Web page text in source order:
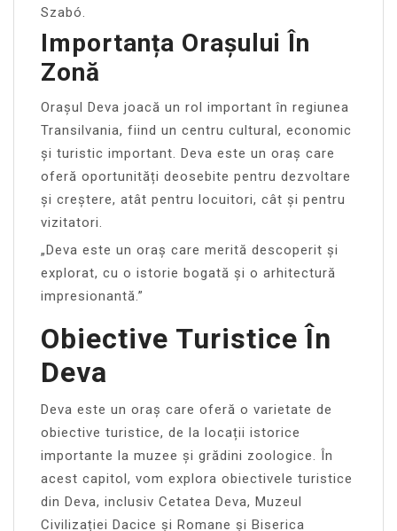
Szabó.
Importanța Orașului În
Zonă
Orașul Deva joacă un rol important în regiunea
Transilvania, fiind un centru cultural, economic
și turistic important. Deva este un oraș care
oferă oportunități deosebite pentru dezvoltare
și creștere, atât pentru locuitori, cât și pentru
vizitatori.
„Deva este un oraș care merită descoperit și
explorat, cu o istorie bogată și o arhitectură
impresionantă.”
Obiective Turistice În
Deva
Deva este un oraș care oferă o varietate de
obiective turistice, de la locații istorice
importante la muzee și grădini zoologice. În
acest capitol, vom explora obiectivele turistice
din Deva, inclusiv Cetatea Deva, Muzeul
Civilizației Dacice și Romane și Biserica